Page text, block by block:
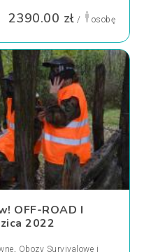
2390.00 zł / osobę
OFF-ROAD I
2022
, Obozy Survivalowe i